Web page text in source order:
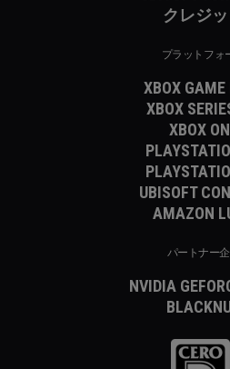
クレジッ
プラットフォ
XBOX GAME
XBOX
XBOX
UBISOFT
AMAZON
パートナー
NVIDIA